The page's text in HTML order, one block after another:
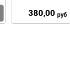
Купить380,00 руб